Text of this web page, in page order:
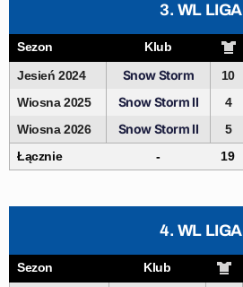
3. WL LIGA
Sezon
Klub
Jesień 2024
Snow Storm 10
Wiosna 2025
Snow Storm II 4
Wiosna 2026
Snow Storm II 5
Łącznie
- 19
4. WL LIGA
Sezon
Klub